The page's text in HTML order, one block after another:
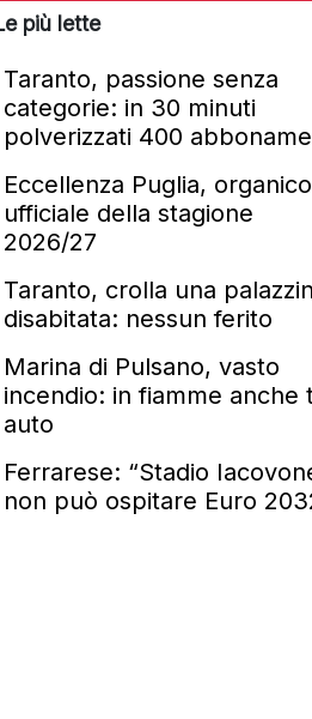
più lette
Taranto, passione senza
categorie: in 30 minuti
polverizzati 400
Eccellenza Puglia, organico
ufficiale della stagione
2026/27
Taranto, crolla una
disabitata: nessun ferito
Marina di Pulsano, vasto
incendio: in fiamme anche
auto
Ferrarese: “Stadio
non può ospitare Euro